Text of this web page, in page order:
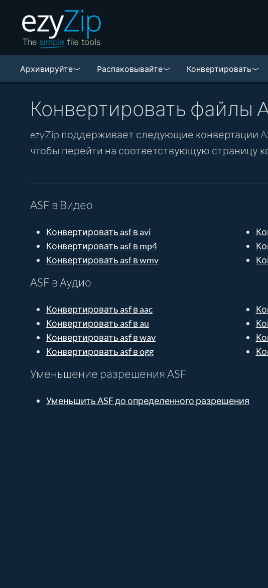
Архивируйте Pаспаковывайте Конвертировать
Конвертировать файлы
ezyZip поддерживает следующие конвертации
чтобы перейти на соответствующую страницу
ASF в Видео
Конвертировать asf в avi
Конвертировать asf в mp4
Конвертировать asf в wmv
ASF в Аудио
Конвертировать asf в aac
Конвертировать asf в au
Конвертировать asf в wav
Конвертировать asf в ogg
Уменьшение разрешения ASF
Уменьшить ASF до определенного разрешения